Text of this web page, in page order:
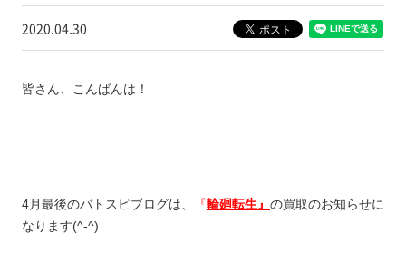
2020.04.30
皆さん、こんばんは！
4月最後のバトスピブログは、 『輪廻転生』 の買取のお知らせに
なります(^-^)